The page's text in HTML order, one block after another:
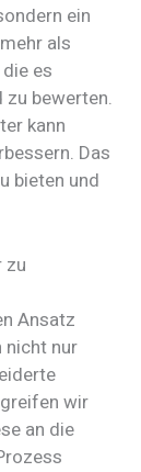
ein
als
es
bewerten.
kann
Das
bieten und
zu
Ansatz
nicht nur
wir
an die